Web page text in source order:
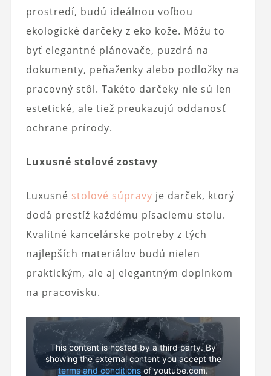
prostredí, budú ideálnou voľbou
ekologické darčeky z eko kože. Môžu to
byť elegantné plánovače, puzdrá na
dokumenty, peňaženky alebo podložky na
pracovný stôl. Takéto darčeky nie sú len
estetické, ale tiež preukazujú oddanosť
ochrane prírody.
Luxusné stolové zostavy
Luxusné stolové súpravy je darček, ktorý
dodá prestíž každému písaciemu stolu.
Kvalitné kancelárske potreby z tých
najlepších materiálov budú nielen
praktickým, ale aj elegantným doplnkom
na pracovisku.
This content is hosted by a third party. By
showing the external content you accept the
terms and conditions of youtube.com.